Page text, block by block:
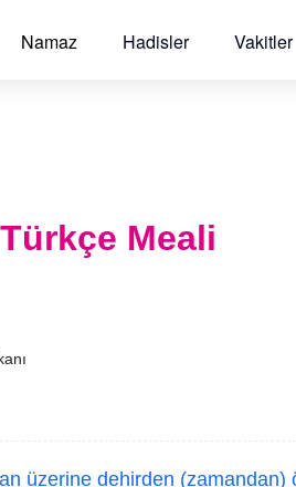
Namaz Hadisler Vakitler
Meali
üzerine dehirden